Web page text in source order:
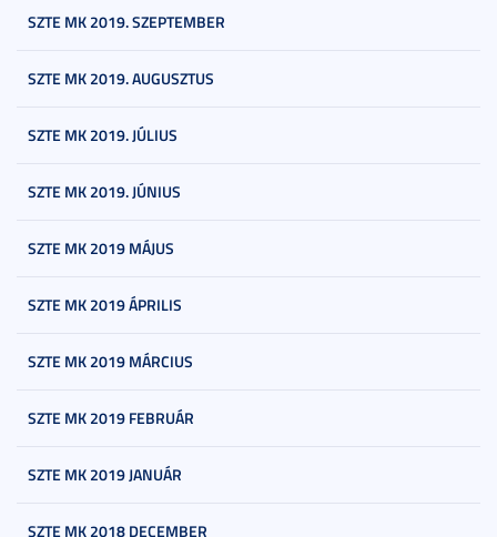
SZTE MK 2019. SZEPTEMBER
SZTE MK 2019. AUGUSZTUS
SZTE MK 2019. JÚLIUS
SZTE MK 2019. JÚNIUS
SZTE MK 2019 MÁJUS
SZTE MK 2019 ÁPRILIS
SZTE MK 2019 MÁRCIUS
SZTE MK 2019 FEBRUÁR
SZTE MK 2019 JANUÁR
SZTE MK 2018 DECEMBER